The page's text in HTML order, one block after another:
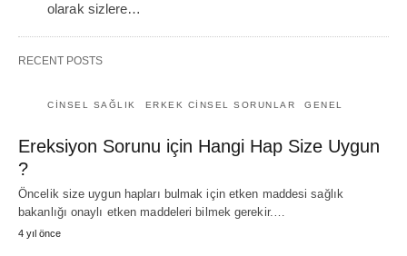
olarak sizlere…
RECENT POSTS
CINSEL SAĞLIK ERKEK CINSEL SORUNLAR GENEL
Ereksiyon Sorunu için Hangi Hap Size Uygun
?
Öncelik size uygun hapları bulmak için etken maddesi sağlık
bakanlığı onaylı etken maddeleri bilmek gerekir.…
4 yıl önce